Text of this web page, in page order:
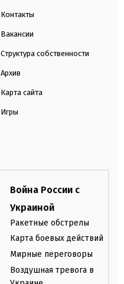
Контакты
Вакансии
Структура собственности
Архив
Карта сайта
Игры
Война России с
Украиной
Ракетные обстрелы
Карта боевых действий
Мирные переговоры
Воздушная тревога в